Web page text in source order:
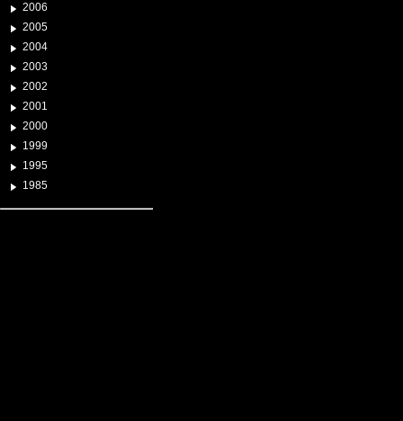
2006
2005
2004
2003
2002
2001
2000
1999
1995
1985